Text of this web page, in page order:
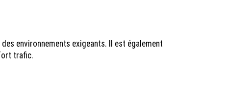
environnements exigeants. Il est également
trafic.